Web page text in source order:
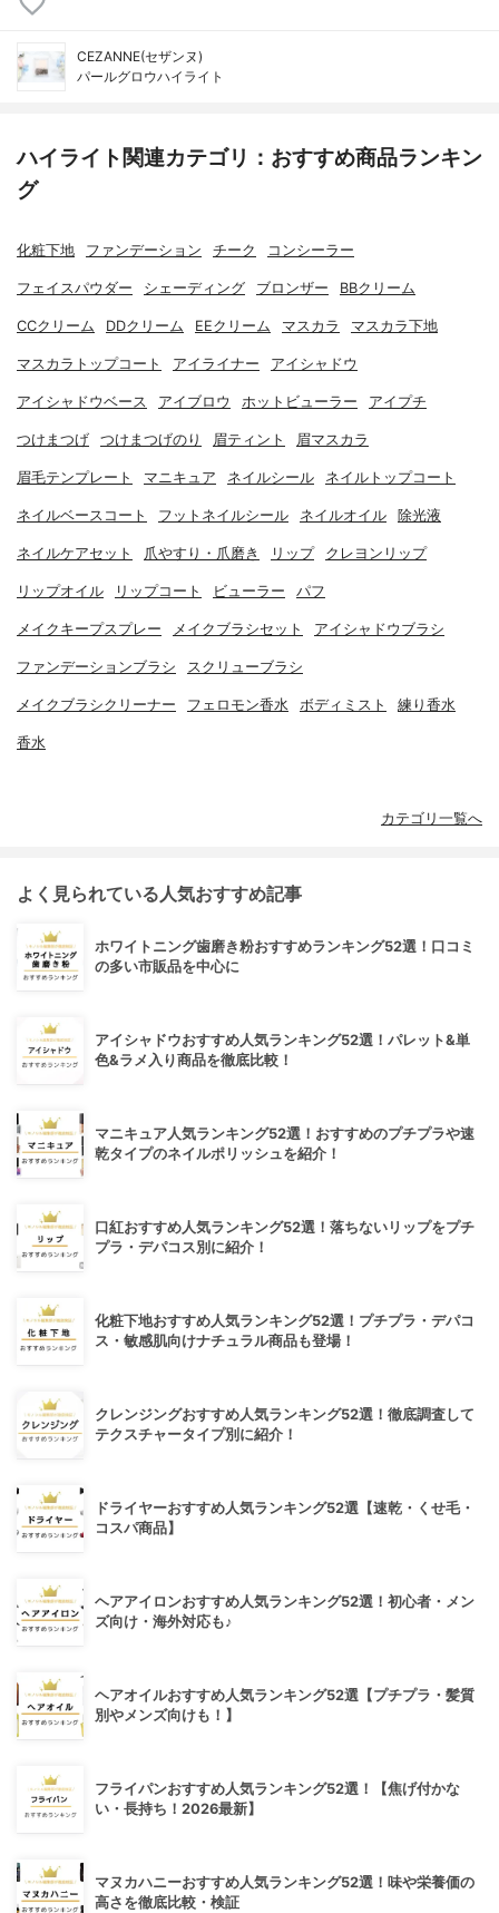
CEZANNE(セザンヌ)
パールグロウハイライト
ハイライト関連カテゴリ：おすすめ商品ランキン
グ
化粧下地 ファンデーション チーク コンシーラー
フェイスパウダー シェーディング ブロンザー BBクリーム
CCクリーム DDクリーム EEクリーム マスカラ マスカラ下地
マスカラトップコート アイライナー アイシャドウ
アイシャドウベース アイブロウ ホットビューラー アイプチ
つけまつげ つけまつげのり 眉ティント 眉マスカラ
眉毛テンプレート マニキュア ネイルシール ネイルトップコート
ネイルベースコート フットネイルシール ネイルオイル 除光液
ネイルケアセット 爪やすり・爪磨き リップ クレヨンリップ
リップオイル リップコート ビューラー パフ
メイクキープスプレー メイクブラシセット アイシャドウブラシ
ファンデーションブラシ スクリューブラシ
メイクブラシクリーナー フェロモン香水 ボディミスト 練り香水
香水
カテゴリ一覧へ
よく見られている人気おすすめ記事
ホワイトニング歯磨き粉おすすめランキング52選！口コミ
の多い市販品を中心に
アイシャドウおすすめ人気ランキング52選！パレット&単
色&ラメ入り商品を徹底比較！
マニキュア人気ランキング52選！おすすめのプチプラや速
乾タイプのネイルポリッシュを紹介！
口紅おすすめ人気ランキング52選！落ちないリップをプチ
プラ・デパコス別に紹介！
化粧下地おすすめ人気ランキング52選！プチプラ・デパコ
ス・敏感肌向けナチュラル商品も登場！
クレンジングおすすめ人気ランキング52選！徹底調査して
テクスチャータイプ別に紹介！
ドライヤーおすすめ人気ランキング52選【速乾・くせ毛・
コスパ商品】
ヘアアイロンおすすめ人気ランキング52選！初心者・メン
ズ向け・海外対応も♪
ヘアオイルおすすめ人気ランキング52選【プチプラ・髪質
別やメンズ向けも！】
フライパンおすすめ人気ランキング52選！【焦げ付かな
い・長持ち！2026最新】
マヌカハニーおすすめ人気ランキング52選！味や栄養価の
高さを徹底比較・検証